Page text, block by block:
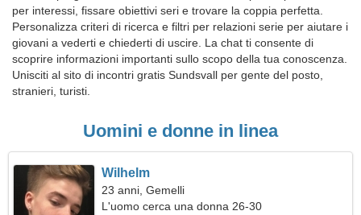
per interessi, fissare obiettivi seri e trovare la coppia perfetta.
Personalizza criteri di ricerca e filtri per relazioni serie per aiutare i
giovani a vederti e chiederti di uscire. La chat ti consente di
scoprire informazioni importanti sullo scopo della tua conoscenza.
Unisciti al sito di incontri gratis Sundsvall per gente del posto,
stranieri, turisti.
Uomini e donne in linea
Wilhelm
23 anni, Gemelli
L'uomo cerca una donna 26-30